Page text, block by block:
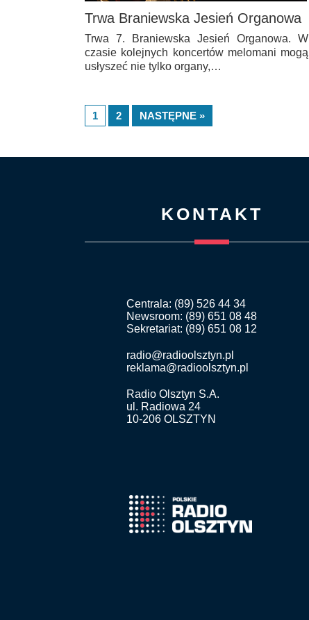
Trwa Braniewska Jesień Organowa
Trwa 7. Braniewska Jesień Organowa. W
czasie kolejnych koncertów melomani mogą
usłyszeć nie tylko organy,…
1 2 NASTĘPNE »
KONTAKT
Centrala: (89) 526 44 34
Newsroom: (89) 651 08 48
Sekretariat: (89) 651 08 12
radio@radioolsztyn.pl
reklama@radioolsztyn.pl
Radio Olsztyn S.A.
ul. Radiowa 24
10-206 OLSZTYN